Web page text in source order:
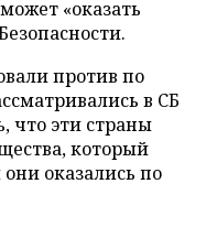
«оказать
против по
в СБ
что эти страны
который
оказались по